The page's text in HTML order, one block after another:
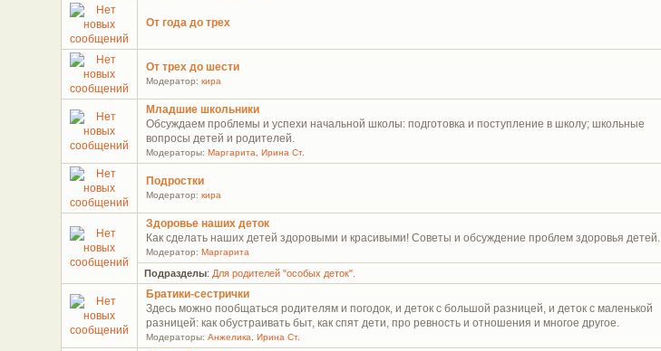
От года до трех
От трех до шести
Модератор: кира
Младшие школьники
Обсуждаем проблемы и успехи начальной школы: подготовка и поступление в школу; школьные
вопросы детей и родителей.
Модераторы: Маргарита, Ирина Ст.
Подростки
Модератор: кира
Здоровье наших деток
Как сделать наших детей здоровыми и красивыми! Советы и обсуждение проблем здоровья детей.
Модератор: Маргарита
Подразделы: Для родителей "особых деток".
Братики-сестрички
Здесь можно пообщаться родителям и погодок, и деток с большой разницей, и деток с маленькой
разницей: как обустраивать быт, как спят дети, про ревность и отношения и многое другое.
Модераторы: Анжелика, Ирина Ст.